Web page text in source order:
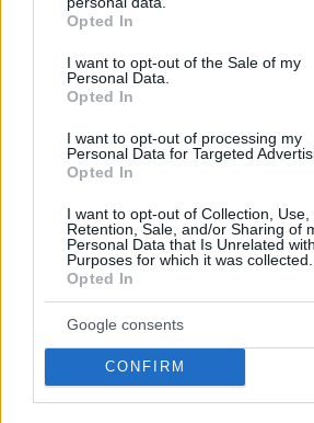
grant or deny consent to Google and its
use your data for below specified
consent section.
Opted In
I want to opt-out of the Sale of my
Personal Data.
Opted In
I want to opt-out of processing my
Personal Data for Targeted
Opted In
I want to opt-out of Collection, Use,
Retention, Sale, and/or Sharing of
Personal Data that Is Unrelated
Purposes for which it was collected.
Opted In
Google consents
CONFIRM
Βουλγάρικο είναι
28.01.2026, 10:15
το βυτίο ρε επιστήμονα. Όσο
έπεσαν πάνω, ο άνθρωπος
δεξιά για να τους αποφύγει
ξέρεις ότι δεν φρενάρισε
είδες αν ανάψαν τα stop?
ΑΠΑΝΤΗΣΗ
ΜΠΑΟΚ
28.01.2026, 09:12
Επισης φταινε που υπηρχαν
ΑΠΑΝΤΗΣΗ